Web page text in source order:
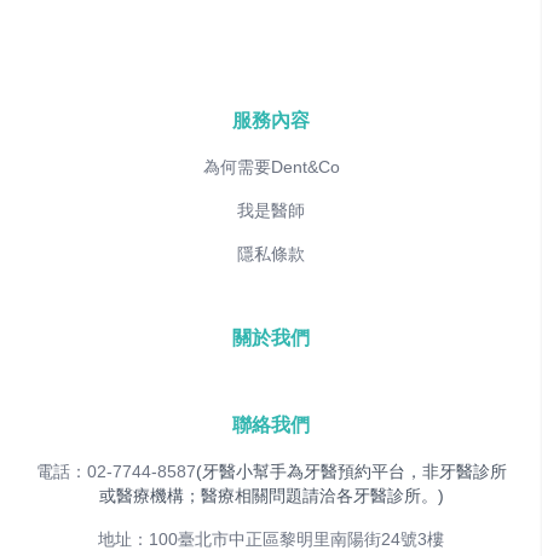
服務內容
為何需要Dent&Co
我是醫師
隱私條款
關於我們
聯絡我們
電話：02-7744-8587(牙醫小幫手為牙醫預約平台，非牙醫診所
或醫療機構；醫療相關問題請洽各牙醫診所。)
地址：100臺北市中正區黎明里南陽街24號3樓